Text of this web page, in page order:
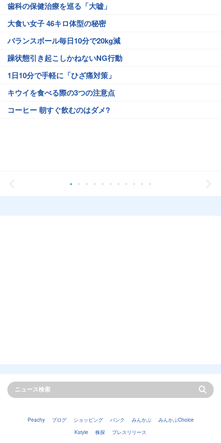
歯科の保健治療を巡る「大嘘」
大食い女子 46キロ体型の秘密
バランスボール毎日10分で20kg減
躁状態引き起こしかねないNG行動
1日10分で手軽に「ひざ痛対策」
キウイを食べる際の3つの注意点
コーヒー 朝すぐ飲むのはダメ?
Peachy ブログ ショッピング バンク みんかぶ
みんかぶChoice
Kstyle
株探 プレスリリース